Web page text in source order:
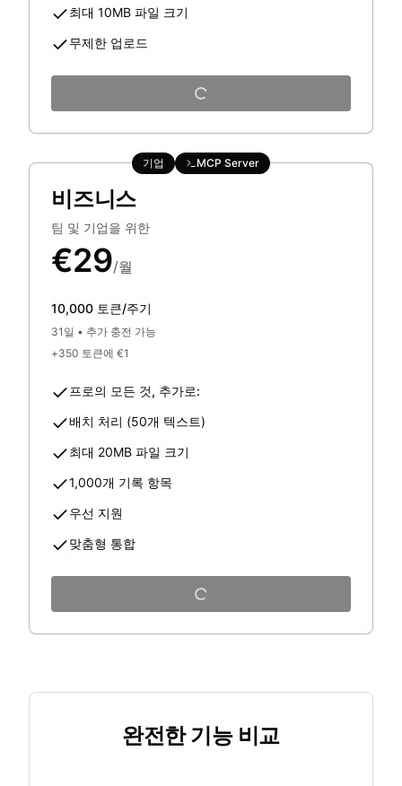
최대 10MB 파일 크기
무제한 업로드
기업 MCP Server
비즈니스
팀 및 기업을 위한
€29/월
10,000 토큰/주기
31일 • 추가 충전 가능
+350 토큰에 €1
프로의 모든 것, 추가로:
배치 처리 (50개 텍스트)
최대 20MB 파일 크기
1,000개 기록 항목
우선 지원
맞춤형 통합
완전한 기능 비교